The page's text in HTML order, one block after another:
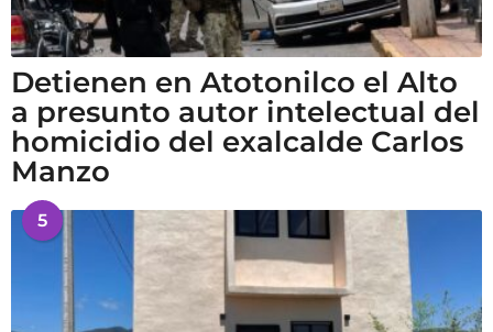
Detienen en Atotonilco el Alto
a presunto autor intelectual del
homicidio del exalcalde Carlos
Manzo
5